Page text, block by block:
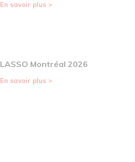
En savoir plus >
LASSO Montréal 2026
En savoir plus >